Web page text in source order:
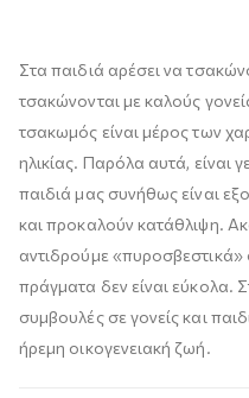
Στα παιδιά αρέσει να
τσακώνονται με καλούς
τσακωμός είναι μέρος των
ηλικίας. Παρόλα αυτά, είναι
παιδιά μας συνήθως είναι
και προκαλούν κατάθλιψη.
αντιδρούμε «πυροσβεστικά»
πράγματα δεν είναι εύκολα.
συμβουλές σε γονείς και
ήρεμη οικογενειακή ζωή.